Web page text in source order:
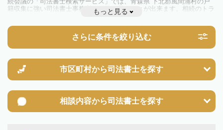
籍収集に強い司法書士事務所を一覧で見ることが出来ます。相続のトラ
ブルやお悩みを抱えている方は一度近隣の司法書士に相談してみましょ
もっと見る
さらに条件を絞り込む
市区町村から司法書士を探す
相談内容から司法書士を探す